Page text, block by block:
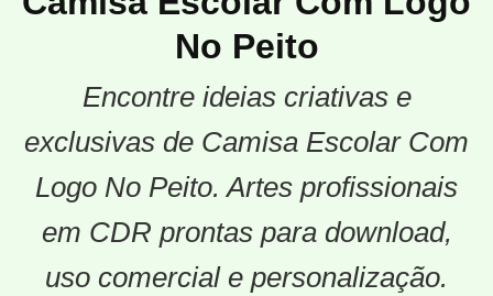
No Peito
Encontre ideias criativas e
exclusivas de Camisa Escolar Com
Logo No Peito. Artes profissionais
em CDR prontas para download,
uso comercial e personalização.